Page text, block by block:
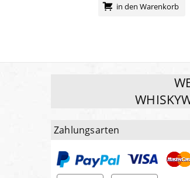
in den Warenkorb
Zahlungsarten